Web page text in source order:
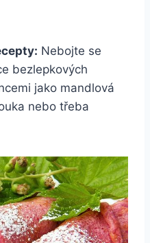
Nebojte se
bezlepkových
jako mandlová
nebo třeba